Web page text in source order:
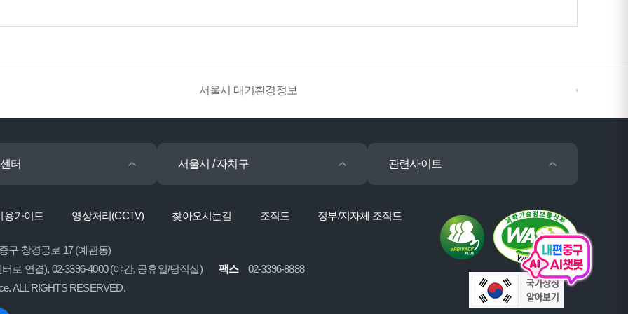
서울시 대기환경정보
터 서울시 / 자치구 관련사이트
용가이드 영상처리(CCTV) 찾아오시는길 조직도 정부/지자체 조직도
구 창경궁로 17 (예관동)
로 연결), 02-3396-4000 (야간, 공휴일/당직실)
팩스
02-3396-8888
ALL RIGHTS RESERVED.